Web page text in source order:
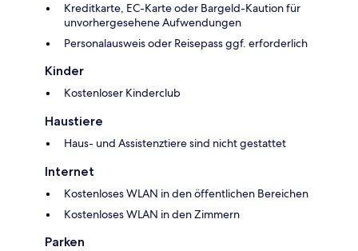
Kreditkarte, EC-Karte oder Bargeld-Kaution für
unvorhergesehene Aufwendungen
Personalausweis oder Reisepass ggf. erforderlich
Kinder
Kostenloser Kinderclub
Haustiere
Haus- und Assistenztiere sind nicht gestattet
Internet
Kostenloses WLAN in den öffentlichen Bereichen
Kostenloses WLAN in den Zimmern
Parken